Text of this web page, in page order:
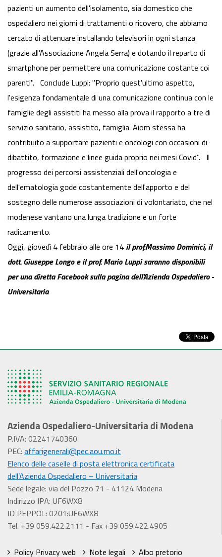
pazienti un aumento dell'isolamento, sia domestico che
ospedaliero nei giorni di trattamenti o ricovero, che abbiamo
cercato di attenuare installando televisori in ogni stanza
(grazie all'Associazione Angela Serra) e dotando il reparto di
smartphone per permettere una comunicazione costante coi
parenti". Conclude Luppi: "Proprio quest'ultimo aspetto,
l'esigenza fondamentale di una comunicazione continua con le
famiglie degli assistiti ha messo alla prova il rapporto a tre di
servizio sanitario, assistito, famiglia. Aiom stessa ha
contribuito a supportare pazienti e oncologi con occasioni di
dibattito, formazione e linee guida proprio nei mesi Covid". Il
progresso dei percorsi assistenziali dell'oncologia e
dell'ematologia gode costantemente dell'apporto e del
sostegno delle numerose associazioni di volontariato, che nel
modenese vantano una lunga tradizione e un forte
radicamento.
Oggi, giovedì 4 febbraio alle ore 14 il prof.Massimo Dominici, il
dott. Giuseppe Longo e il prof. Mario Luppi saranno disponibili
per una diretta Facebook sulla pagina dell'Azienda Ospedaliero -
Universitaria
Azienda Ospedaliero-Universitaria di Modena
P.IVA: 02241740360
PEC: affarigenerali@pec.aou.mo.it
Elenco delle caselle di posta elettronica certificata
dell’Azienda Ospedaliero – Universitaria
Sede legale: via del Pozzo 71 - 41124 Modena
Indirizzo IPA: UF6WX8
ID PEPPOL: 0201:UF6WX8
Tel. +39 059.422.2111 - Fax +39 059.422.4905
Policy Privacy web Note legali Albo pretorio